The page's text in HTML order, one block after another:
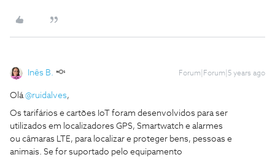
Inês B. Forum|Forum|5 years ago
Olá@ruidalves,
Os tarifários e cartões IoT foram desenvolvidos para ser
utilizados em localizadores GPS, Smartwatch e alarmes
ou câmaras LTE, para localizar e proteger bens, pessoas e
animais. Se for suportado pelo equipamento